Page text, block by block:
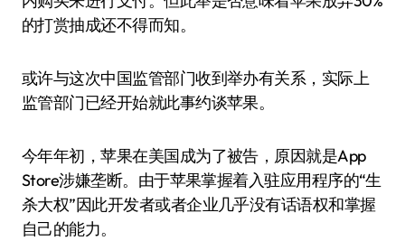
的打赏抽成还不得而知。
或许与这次中国监管部门收到举办有关系，实际上
监管部门已经开始就此事约谈苹果。
今年年初，苹果在美国成为了被告，原因就是App
Store涉嫌垄断。由于苹果掌握着入驻应用程序的“生
杀大权”因此开发者或者企业几乎没有话语权和掌握
自己的能力。